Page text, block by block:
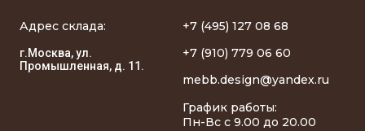
Адрес склада:
г.Москва, ул.
Промышленная, д. 11.
+7 (495) 127 08 68
+7 (910) 779 06 60
mebb.design@yandex.ru
График работы:
Пн-Вс с 9.00 до 20.00